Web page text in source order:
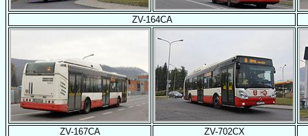
ZV-164CA
ZV-167CA ZV-702CX